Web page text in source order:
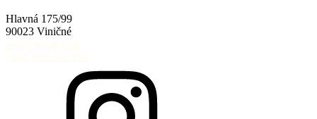
Hlavná 175/99
90023 Viničné